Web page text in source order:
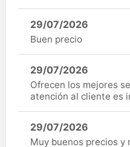
29/07/2026
Buen precio
29/07/2026
Ofrecen los mejores
atención al cliente es
29/07/2026
Muy buenos precios y